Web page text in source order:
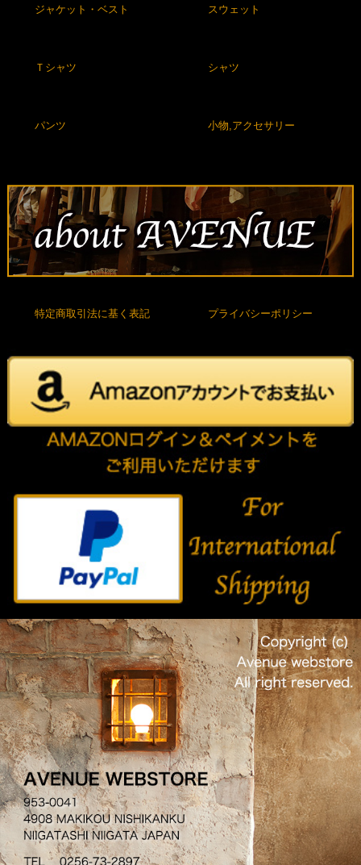
ジャケット・ベスト スウェット
Ｔシャツ シャツ
パンツ 小物,アクセサリー
特定商取引法に基く表記 プライバシーポリシー